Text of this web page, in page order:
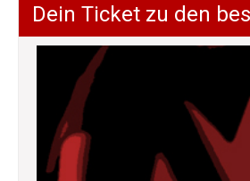
Dein Ticket zu den